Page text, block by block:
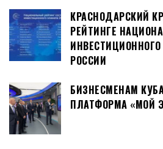
КРАСНОДАРСКИЙ
РЕЙТИНГЕ
РОССИИ
БИЗНЕСМЕНАМ
ПЛАТФОРМА «МОЙ